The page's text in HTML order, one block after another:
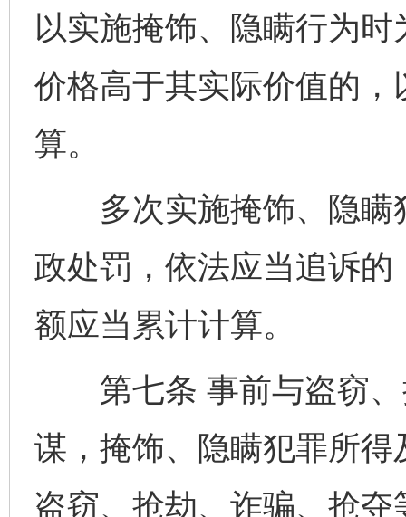
以实施掩饰、隐瞒行为
价格高于其实际价值的
算。
多次实施掩饰、隐瞒
政处罚，依法应当追诉
额应当累计计算。
第七条 事前与盗窃、
谋，掩饰、隐瞒犯罪所
盗窃、抢劫、诈骗、抢